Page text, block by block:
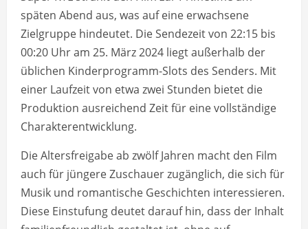
späten Abend aus, was auf eine erwachsene
Zielgruppe hindeutet. Die Sendezeit von 22:15 bis
00:20 Uhr am 25. März 2024 liegt außerhalb der
üblichen Kinderprogramm-Slots des Senders. Mit
einer Laufzeit von etwa zwei Stunden bietet die
Produktion ausreichend Zeit für eine vollständige
Charakterentwicklung.
Die Altersfreigabe ab zwölf Jahren macht den Film
auch für jüngere Zuschauer zugänglich, die sich für
Musik und romantische Geschichten interessieren.
Diese Einstufung deutet darauf hin, dass der Inhalt